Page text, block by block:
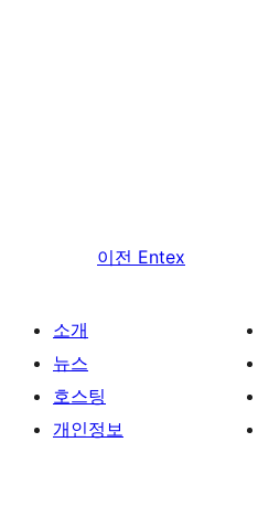
이전 Entex
소개
뉴스
호스팅
개인정보